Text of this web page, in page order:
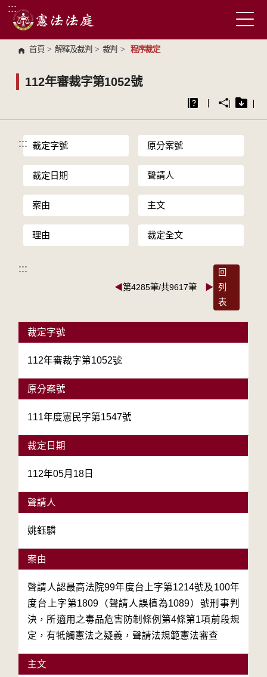
跳到主要內容區塊
:::
首頁 > 解釋及裁判 > 裁判 > 程序裁定
112年審裁字第1052號
::: 裁定字號 原分案號
裁定日期 聲請人
案由 主文
理由 裁定全文
:::
◀第4285筆/共9617筆 ▶
回
列
表
裁定字號
112年審裁字第1052號
原分案號
111年度憲民字第1547號
裁定日期
112年05月18日
聲請人
姚鈺驎
案由
聲請人認最高法院99年度台上字第1214號及100年
度台上字第1809（聲請人誤植為1089）號刑事判
決，所適用之毒品危害防制條例第4條第1項前段規
定，有牴觸憲法之疑義，聲請法規範憲法審查
主文